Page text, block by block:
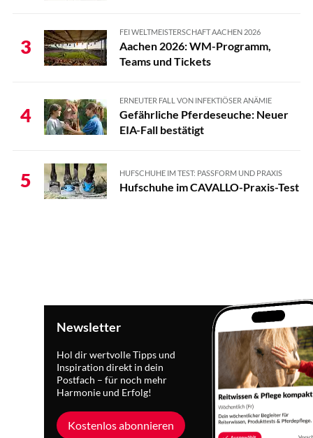
3
FEI WELTMEISTERSCHAFT AACHEN 2026
Aachen 2026: WM-Programm,
Teams und Tickets
4
ERNEUTER FALL VON INFEKTIÖSER ANÄMIE
Gefährliche Pferdeseuche: Neuer
EIA-Fall bestätigt
5 HUFSCHUHE IM TEST: PASSFORM UND PRAXIS
Hufschuhe im CAVALLO-Praxis-Test
Newsletter
Hol dir wertvolle Tipps und
Inspiration direkt in dein
Postfach – für noch mehr
Harmonie und Erfolg!
Kostenlos abonnieren